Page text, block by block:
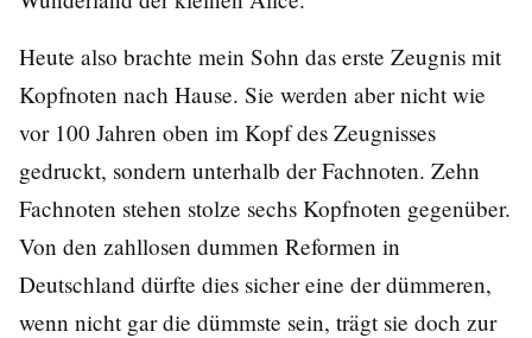
Heute also brachte mein Sohn das erste Zeugnis mit
Kopfnoten nach Hause. Sie werden aber nicht wie
vor 100 Jahren oben im Kopf des Zeugnisses
gedruckt, sondern unterhalb der Fachnoten. Zehn
Fachnoten stehen stolze sechs Kopfnoten gegenüber.
Von den zahllosen dummen Reformen in
Deutschland dürfte dies sicher eine der dümmeren,
wenn nicht gar die dümmste sein, trägt sie doch zur